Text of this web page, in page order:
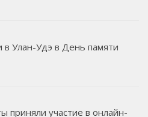
в Улан-Удэ в День памяти
приняли участие в онлайн-